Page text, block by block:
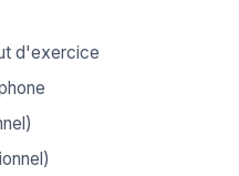
d'exercice